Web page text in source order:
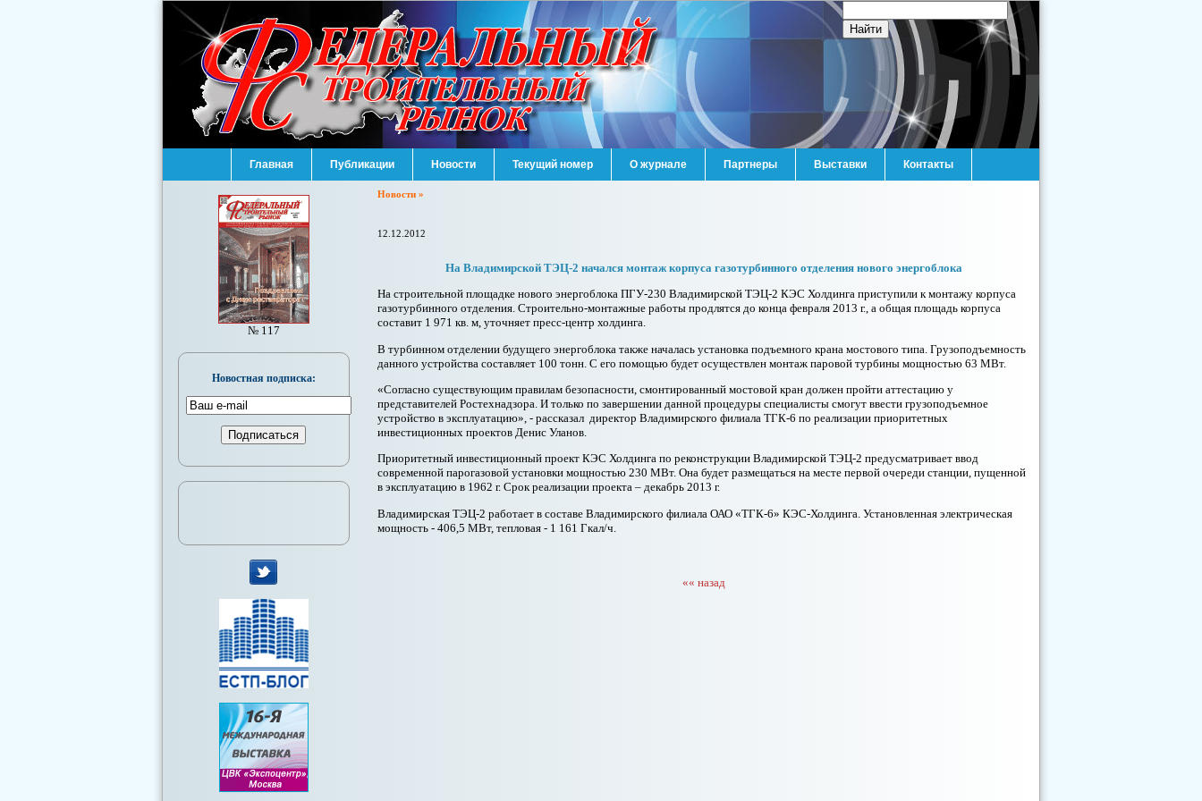
Главная Публикации Новости Текущий номер О журнале Партнеры Выставки Контакты
Новости »
12.12.2012
На Владимирской ТЭЦ-2 начался монтаж корпуса газотурбинного отделения нового энергоблока
На строительной площадке нового энергоблока ПГУ-230 Владимирской ТЭЦ-2 КЭС Холдинга приступили к монтажу корпуса
газотурбинного отделения. Строительно-монтажные работы продлятся до конца февраля 2013 г., а общая площадь корпуса
составит 1 971 кв. м, уточняет пресс-центр холдинга.
В турбинном отделении будущего энергоблока также началась установка подъемного крана мостового типа. Грузоподъемность
данного устройства составляет 100 тонн. С его помощью будет осуществлен монтаж паровой турбины мощностью 63 МВт.
«Согласно существующим правилам безопасности, смонтированный мостовой кран должен пройти аттестацию у
представителей Ростехнадзора. И только по завершении данной процедуры специалисты смогут ввести грузоподъемное
устройство в эксплуатацию», - рассказал директор Владимирского филиала ТГК-6 по реализации приоритетных
инвестиционных проектов Денис Уланов.
Приоритетный инвестиционный проект КЭС Холдинга по реконструкции Владимирской ТЭЦ-2 предусматривает ввод
современной парогазовой установки мощностью 230 МВт. Она будет размещаться на месте первой очереди станции, пущенной
в эксплуатацию в 1962 г. Срок реализации проекта – декабрь 2013 г.
Владимирская ТЭЦ-2 работает в составе Владимирского филиала ОАО «ТГК-6» КЭС-Холдинга. Установленная электрическая
мощность - 406,5 МВт, тепловая - 1 161 Гкал/ч.
«« назад
№ 117
Новостная подписка:
мы
в
Twitter